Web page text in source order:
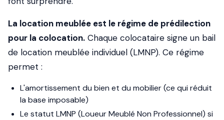
La location meublée est le régime de prédilection
pour la colocation. Chaque colocataire signe un bail
de location meublée individuel (LMNP). Ce régime
permet :
L'amortissement du bien et du mobilier (ce qui réduit
la base imposable)
Le statut LMNP (Loueur Meublé Non Professionnel) si